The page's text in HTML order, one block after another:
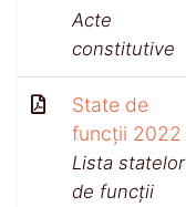
Acte
constitutive
State de
funcții 2022
Lista statelor
de funcții